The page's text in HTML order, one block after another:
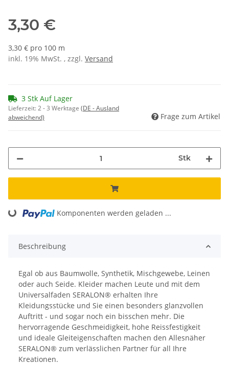
3,30 €
3,30 € pro 100 m
inkl. 19% MwSt. , zzgl. Versand
3 Stk Auf Lager
Lieferzeit:2 - 3 Werktage (DE - Ausland
abweichend)
Frage zum Artikel
Stk
Loading... Komponenten werden geladen ...
Beschreibung
Egal ob aus Baumwolle, Synthetik, Mischgewebe, Leinen
oder auch Seide. Kleider machen Leute und mit dem
Universalfaden SERALON® erhalten Ihre
Kleidungsstücke und Sie einen besonders glanzvollen
Auftritt - und sogar noch ein bisschen mehr. Die
hervorragende Geschmeidigkeit, hohe Reissfestigkeit
und ideale Gleiteigenschaften machen den Allesnäher
SERALON® zum verlässlichen Partner für all Ihre
Kreationen.